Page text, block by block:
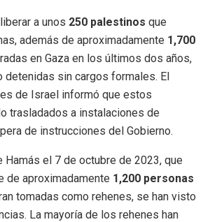
a unos 250 palestinos que
además de aproximadamente 1,700
en Gaza en los últimos dos años,
detenidas sin cargos formales. El
de Israel informó que estos
trasladados a instalaciones de
de instrucciones del Gobierno.
Hamás el 7 de octubre de 2023, que
de aproximadamente 1,200 personas
tomadas como rehenes, se han visto
La mayoría de los rehenes han